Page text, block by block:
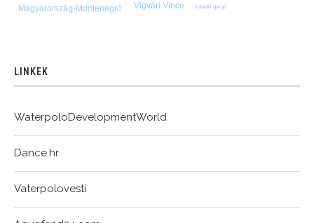
Magyarország-Montenegró Vigvári Vince zalánki gergő
LINKEK
WaterpoloDevelopmentWorld
Dance.hr
Vaterpolovesti